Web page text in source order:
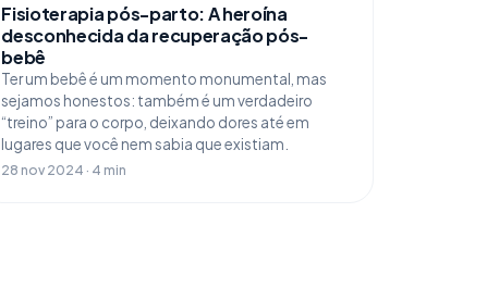
Fisioterapia pós-parto: A heroína
desconhecida da recuperação pós-
bebê
Ter um bebê é um momento monumental, mas
sejamos honestos: também é um verdadeiro
“treino” para o corpo, deixando dores até em
lugares que você nem sabia que existiam.
28 nov 2024 · 4 min